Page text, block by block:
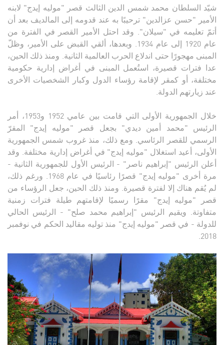
شيّد السلطان محمد شمس الدين الثالث قصر "موليه إيدج" لابنه
الأمير "حسن عزالدين" ترحيبًا به عند قدومه إلى المالديف بعد أن
أتمّ تعليمه في "سيلان". وقد احتل الأمير القصر في الفترة من
عام 1920 إلى عام 1934. وبعدها، ألقي القبض على الأمير، وظلّ
المبنى مهجورًا حتى اندلاع الحرب العالمية الثانية. ومنذ ذلك الحين،
عدا فترات قصيرة، استُعمل المبنى في أغراض إدارية حكومية
مختلفة، أو كمقر لإقامة رؤساء الدول وكبار الشخصيات الأخرى
عند زيارتهم الدولة.
خلال الجمهورية الأولى التي قامت بين عامي 1952 و1953، أمر
الرئيس "محمد أمين ديدي" بجعل قصر "موليه إيدج" المقرّ
الرسمي للقصر الرئاسي. ومع ذلك، منذ غروب شمس الجمهورية
الأولى، أعيد استغلال "موليه إيدج" في أغراض إدارية مختلفة. وقد
أعلن الرئيس "إبراهيم ناصر" - الرئيس الأول للجمهورية الثانية -
مرة أخرى "موليه إيدج" قصرًا رئاسيًا في عام 1968. ورغم ذلك،
لم يُقم هناك إلا لفترة قصيرة. ومنذ ذلك الحين، جعل الرؤساء من
قصر "موليه إيدج" مقرًا رسميًا لإقامتهم طيلة فترات زمنية
متفاوتة. ويقيم الرئيس "إبراهيم محمد صلح" - الرئيس الحالي
للدولة - في قصر "موليه إيدج" منذ توليه مقاليد الحكم في نوفمبر
2018.